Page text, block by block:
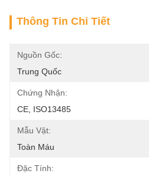
Thông Tin Chi Tiết
Nguồn Gốc:
Trung Quốc
Chứng Nhận:
CE, ISO13485
Mẫu Vật:
Toàn Máu
Đặc Tính: